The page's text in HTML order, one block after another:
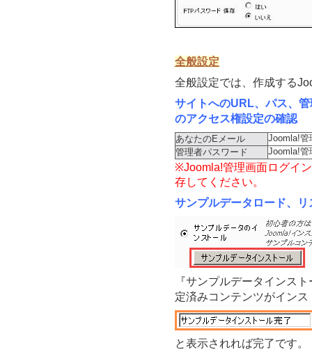
全般設定
全般設定では、作成する
サイトへのURL、パス、
のアクセス権設定の確認
あなたのEメール
Joomla!管
管理者パスワード
Joomla!管
※Joomla!管理画面ログイ
存してください。
サンプルデータロード、
『サンプルデータインス
定済みコンテンツがイン
と表示されれば完了です。